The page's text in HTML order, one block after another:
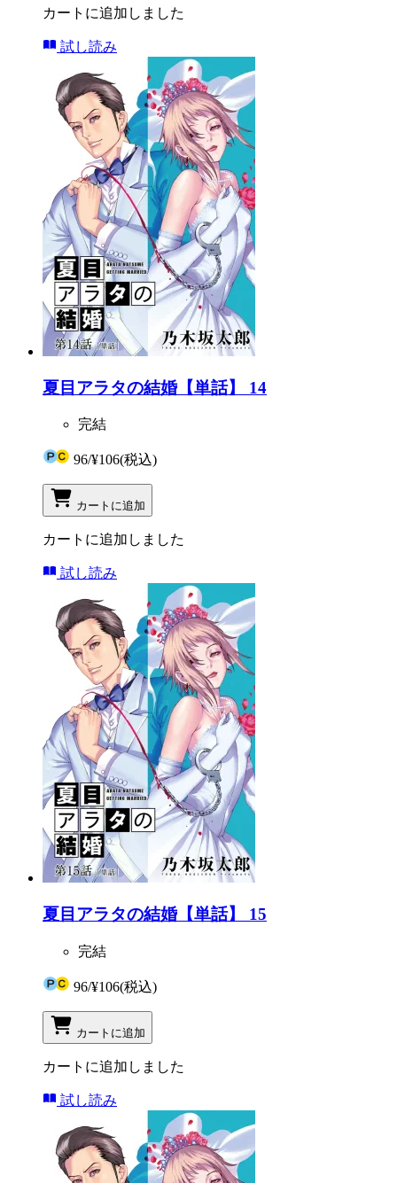
カートに追加しました
試し読み
夏目アラタの結婚【単話】 14
完結
96/¥106(税込)
カートに追加
カートに追加しました
試し読み
夏目アラタの結婚【単話】 15
完結
96/¥106(税込)
カートに追加
カートに追加しました
試し読み